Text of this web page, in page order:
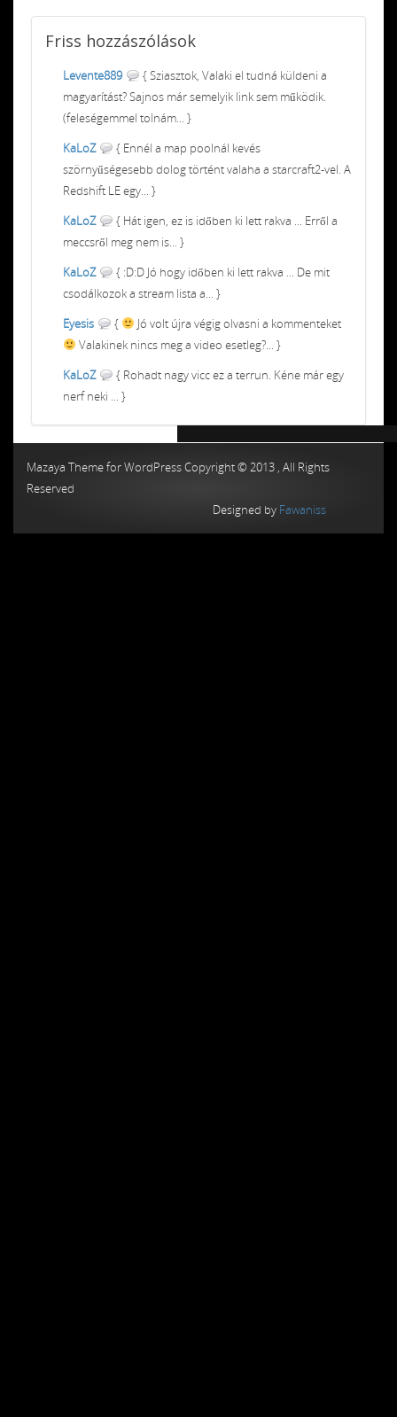
Friss hozzászólások
Levente889
{ Sziasztok, Valaki el tudná küldeni a
magyarítást? Sajnos már semelyik link sem működik.
(feleségemmel tolnám... }
KaLoZ
{ Ennél a map poolnál kevés
szörnyűségesebb dolog történt valaha a starcraft2-vel. A
Redshift LE egy... }
KaLoZ
{ Hát igen, ez is időben ki lett rakva ... Erről a
meccsről meg nem is... }
KaLoZ
{ :D:D Jó hogy időben ki lett rakva ... De mit
csodálkozok a stream lista a... }
Eyesis
{
Jó volt újra végig olvasni a kommenteket
Valakinek nincs meg a video esetleg?... }
KaLoZ
{ Rohadt nagy vicc ez a terrun. Kéne már egy
nerf neki ... }
Mazaya Theme for WordPress Copyright © 2013 , All Rights
Reserved
Designed by Fawaniss